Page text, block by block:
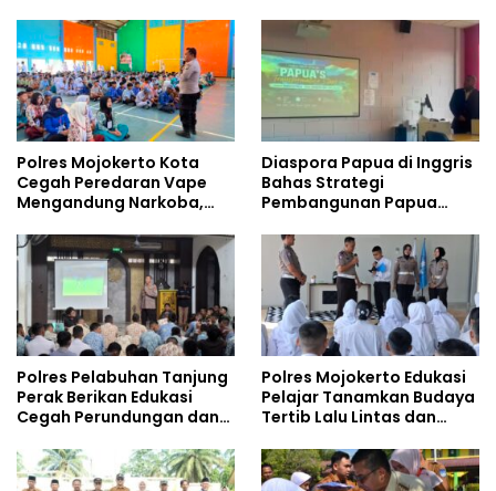
Polres Mojokerto Kota
Cegah Peredaran Vape
Mengandung Narkoba,
Kalangan Remaja
Diaspora Papua di Inggris
Bahas Strategi
Pembangunan Papua
Doktoral Internasional
Polres Pelabuhan Tanjung
Perak Berikan Edukasi
Cegah Perundungan dan
kepada Pelajar MPLS
Polres Mojokerto Edukasi
Pelajar Tanamkan Budaya
Tertib Lalu Lintas dan